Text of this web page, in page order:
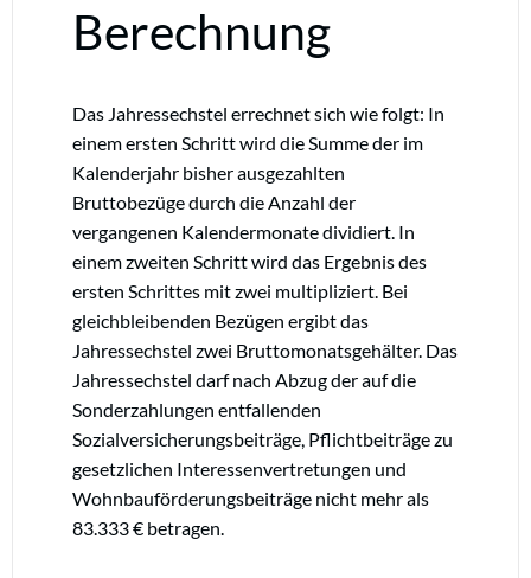
Berechnung
Das Jahressechstel errechnet sich wie folgt: In
einem ersten Schritt wird die Summe der im
Kalenderjahr bisher ausgezahlten
Bruttobezüge durch die Anzahl der
vergangenen Kalendermonate dividiert. In
einem zweiten Schritt wird das Ergebnis des
ersten Schrittes mit zwei multipliziert. Bei
gleichbleibenden Bezügen ergibt das
Jahressechstel zwei Bruttomonatsgehälter. Das
Jahressechstel darf nach Abzug der auf die
Sonderzahlungen entfallenden
Sozialversicherungsbeiträge, Pflichtbeiträge zu
gesetzlichen Interessenvertretungen und
Wohnbauförderungsbeiträge nicht mehr als
83.333 € betragen.